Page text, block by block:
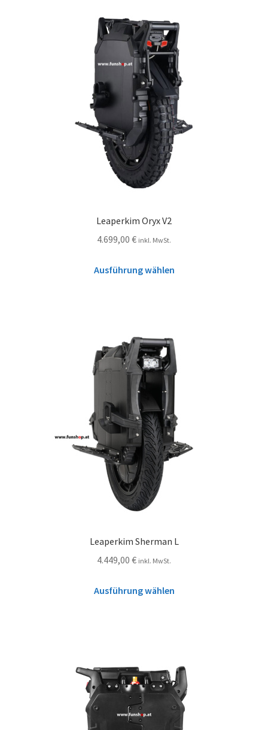
Leaperkim Oryx V2
4.699,00 € inkl. MwSt.
Ausführung wählen
Leaperkim Sherman L
4.449,00 € inkl. MwSt.
Ausführung wählen